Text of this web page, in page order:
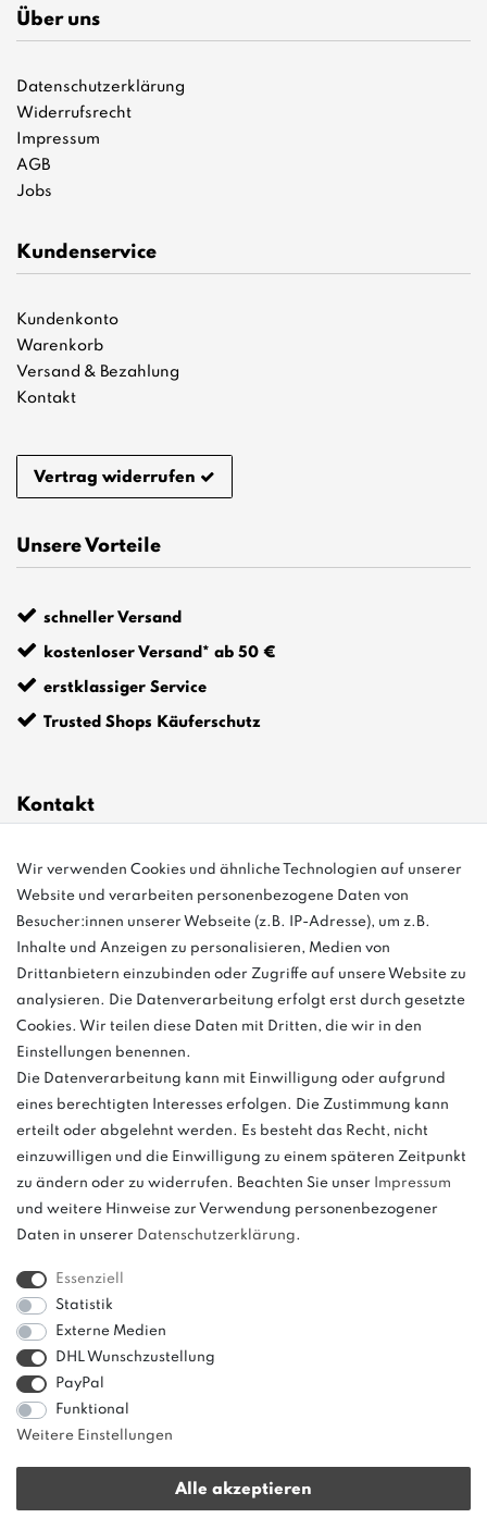
Über uns
Datenschutzerklärung
Widerrufsrecht
Impressum
AGB
Jobs
Kundenservice
Kundenkonto
Warenkorb
Versand & Bezahlung
Kontakt
Vertrag widerrufen
Unsere Vorteile
schneller Versand
kostenloser Versand* ab 50 €
erstklassiger Service
Trusted Shops Käuferschutz
Kontakt
info@bonvenon.de
03763 4048350
Montag - Freitag, 08:00 - 16:00
Anrufe aus dem dt. Festnetz zum Ortstarif, Preise aus dem Mobilfunknetz
ggf. abweichend (abhängig vom Provider).
und
weitere.
Wir verwenden Cookies und ähnliche Technologien auf unserer
Website und verarbeiten personenbezogene Daten von
Besucher:innen unserer Webseite (z.B. IP-Adresse), um z.B.
Inhalte und Anzeigen zu personalisieren, Medien von
Drittanbietern einzubinden oder Zugriffe auf unsere Website zu
analysieren. Die Datenverarbeitung erfolgt erst durch gesetzte
Cookies. Wir teilen diese Daten mit Dritten, die wir in den
Einstellungen benennen.
Die Datenverarbeitung kann mit Einwilligung oder aufgrund
eines berechtigten Interesses erfolgen. Die Zustimmung kann
erteilt oder abgelehnt werden. Es besteht das Recht, nicht
einzuwilligen und die Einwilligung zu einem späteren Zeitpunkt
zu ändern oder zu widerrufen. Beachten Sie unser
Impressum
und weitere Hinweise zur Verwendung personenbezogener
Daten in unserer Daten­schutz­erklärung.
Essenziell
Statistik
Externe Medien
DHL Wunschzustellung
PayPal
Funktional
Weitere Einstellungen
Alle akzeptieren
Sinne einer Preisermäßigung, sondern lediglich
einen Preisvergleich zur unverbindlichen
Preisempfehlung seitens des Herstellers dar.